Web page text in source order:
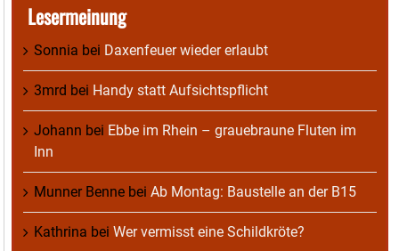
Lesermeinung
Sonnia bei Daxenfeuer wieder erlaubt
3mrd bei Handy statt Aufsichtspflicht
Johann bei Ebbe im Rhein – grauebraune Fluten im
Inn
Munner Benne bei Ab Montag: Baustelle an der B15
Kathrina bei Wer vermisst eine Schildkröte?